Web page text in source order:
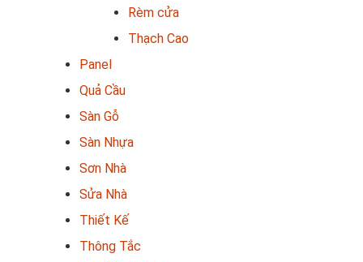
Rèm cửa
Thạch Cao
Panel
Quả Cầu
Sàn Gỗ
Sàn Nhựa
Sơn Nhà
Sửa Nhà
Thiết Kế
Thông Tắc